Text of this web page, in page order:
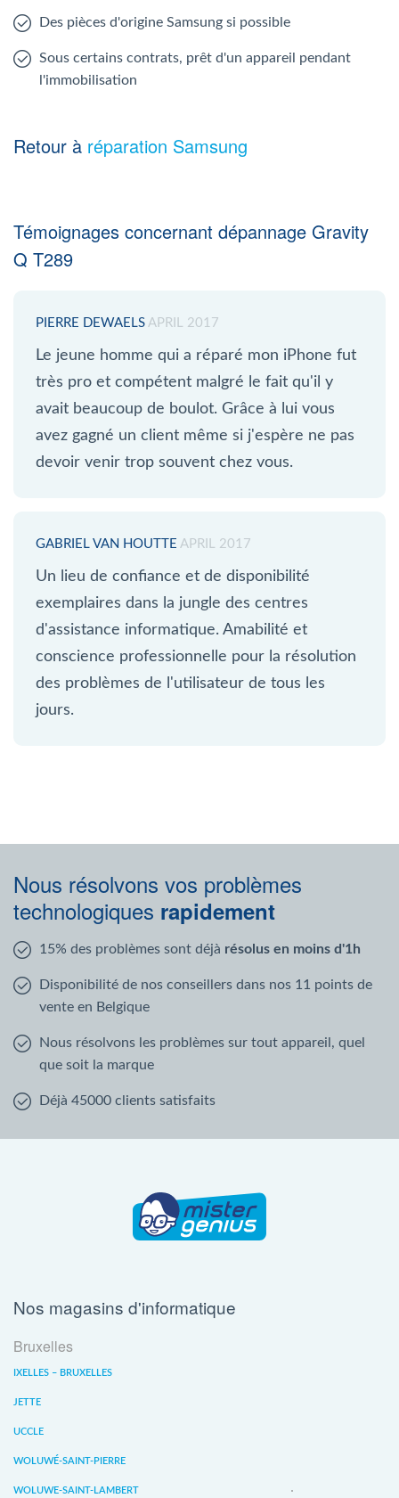
Des pièces d'origine Samsung si possible
Sous certains contrats, prêt d'un appareil pendant
l'immobilisation
Retour à réparation Samsung
Témoignages concernant dépannage Gravity
Q T289
PIERRE DEWAELS APRIL 2017
Le jeune homme qui a réparé mon iPhone fut
très pro et compétent malgré le fait qu'il y
avait beaucoup de boulot. Grâce à lui vous
avez gagné un client même si j'espère ne pas
devoir venir trop souvent chez vous.
GABRIEL VAN HOUTTE APRIL 2017
Un lieu de confiance et de disponibilité
exemplaires dans la jungle des centres
d'assistance informatique. Amabilité et
conscience professionnelle pour la résolution
des problèmes de l'utilisateur de tous les
jours.
Nous résolvons vos problèmes
technologiques rapidement
15% des problèmes sont déjà résolus en moins d'1h
Disponibilité de nos conseillers dans nos 11 points de
vente en Belgique
Nous résolvons les problèmes sur tout appareil, quel
que soit la marque
Déjà 45000 clients satisfaits
Nos magasins d'informatique
Bruxelles
IXELLES – BRUXELLES
JETTE
UCCLE
WOLUWÉ-SAINT-PIERRE
WOLUWE-SAINT-LAMBERT